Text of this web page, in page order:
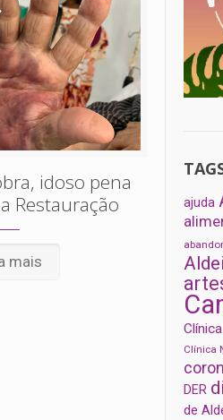
idoso pena
Restauração
mais
ajuda
Clínica
DER
de